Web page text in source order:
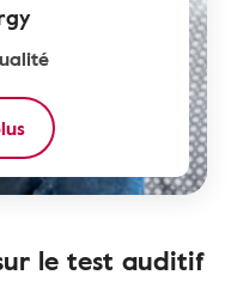
le test auditif